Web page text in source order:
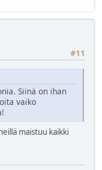
#11
Siinä on ihan
vaiko
maistuu kaikki